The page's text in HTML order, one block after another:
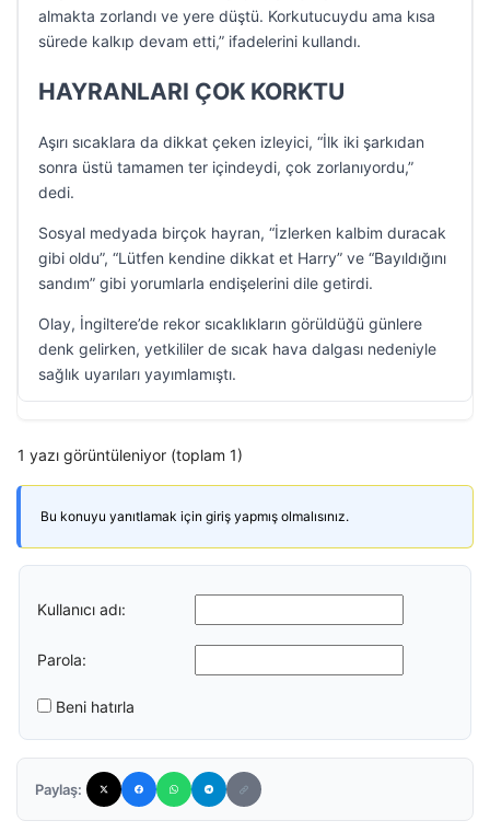
almakta zorlandı ve yere düştü. Korkutucuydu ama kısa
sürede kalkıp devam etti,” ifadelerini kullandı.
HAYRANLARI ÇOK KORKTU
Aşırı sıcaklara da dikkat çeken izleyici, “İlk iki şarkıdan
sonra üstü tamamen ter içindeydi, çok zorlanıyordu,”
dedi.
Sosyal medyada birçok hayran, “İzlerken kalbim duracak
gibi oldu”, “Lütfen kendine dikkat et Harry” ve “Bayıldığını
sandım” gibi yorumlarla endişelerini dile getirdi.
Olay, İngiltere’de rekor sıcaklıkların görüldüğü günlere
denk gelirken, yetkililer de sıcak hava dalgası nedeniyle
sağlık uyarıları yayımlamıştı.
1 yazı görüntüleniyor (toplam 1)
Bu konuyu yanıtlamak için giriş yapmış olmalısınız.
Kullanıcı adı:
Parola:
Beni hatırla
Paylaş: